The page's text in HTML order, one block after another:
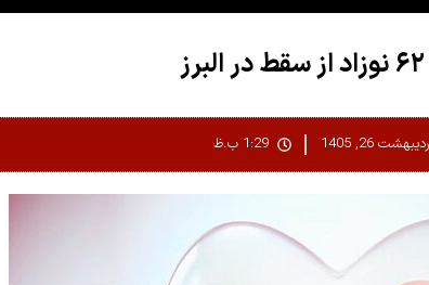
26, 1405 1:29 ب.ظ